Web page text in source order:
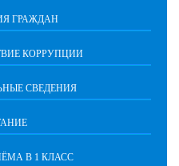
ГРАЖДАН
КОРРУПЦИИ
СВЕДЕНИЯ
В 1 КЛАСС